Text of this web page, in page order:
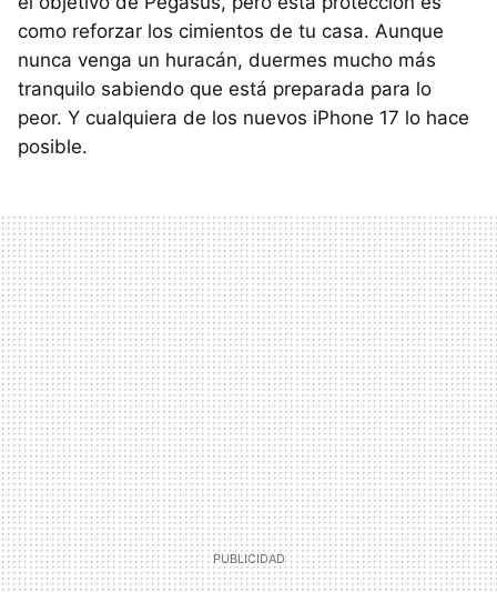
como reforzar los cimientos de tu casa. Aunque
nunca venga un huracán, duermes mucho más
tranquilo sabiendo que está preparada para lo
peor. Y cualquiera de los nuevos iPhone 17 lo hace
posible.